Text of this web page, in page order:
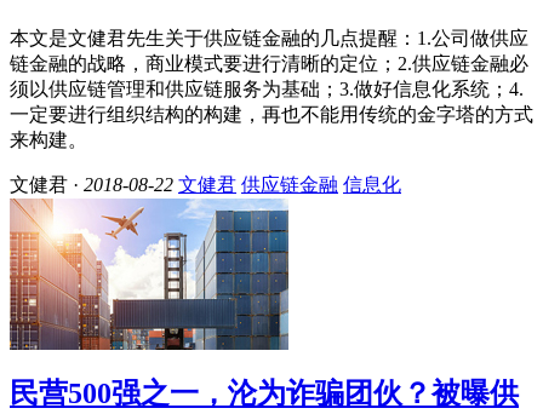
本文是文健君先生关于供应链金融的几点提醒：1.公司做供应
链金融的战略，商业模式要进行清晰的定位；2.供应链金融必
须以供应链管理和供应链服务为基础；3.做好信息化系统；4.
一定要进行组织结构的构建，再也不能用传统的金字塔的方式
来构建。
文健君 · 2018-08-22 文健君 供应链金融 信息化
民营500强之一，沦为诈骗团伙？被曝供